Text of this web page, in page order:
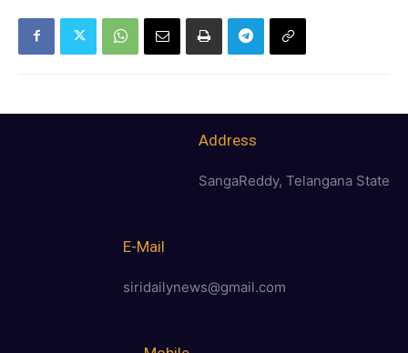
Address
SangaReddy, Telangana State
E-Mail
siridailynews@gmail.com